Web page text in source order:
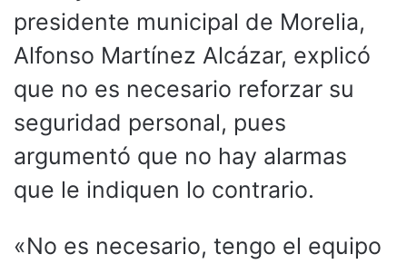
presidente municipal de Morelia,
Alfonso Martínez Alcázar, explicó
que no es necesario reforzar su
seguridad personal, pues
argumentó que no hay alarmas
que le indiquen lo contrario.
«No es necesario, tengo el equipo